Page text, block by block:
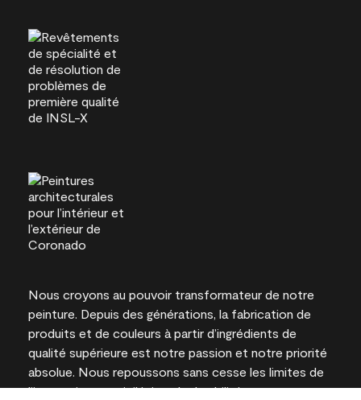
Nous croyons au pouvoir transformateur de notre
peinture. Depuis des générations, la fabrication de
produits et de couleurs à partir d’ingrédients de
qualité supérieure est notre passion et notre priorité
absolue. Nous repoussons sans cesse les limites de
l’innovation et privilégions la durabilité pour